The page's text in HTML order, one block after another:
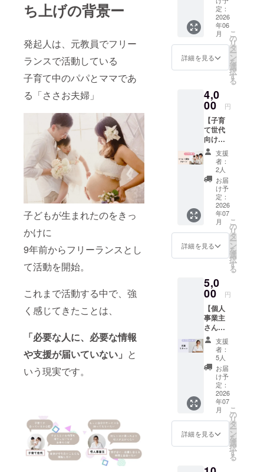
ち上げの背景ー
発起人は、元教員でフリー
ランスで活動している
子育て中のパパとママであ
る「ささお夫婦」
子どもが生まれたのをきっ
かけに
9年前からフリーランスとし
て活動を開始。
これまで活動する中で、強
く感じてきたことは、
「必要な人に、必要な情報
や支援が届いていない」 と
いう現実です。
10,000
円」円
のリ
ターン
と同じ
内容に
た方に
は、感
謝の気
持ちを
込めた
メッ
セージ
をお送
す。 こ
のリ
ターン
は「ま
るごと
応援
1,000
円」
「まる
ごと応
10,000
円」円
のリ
ターン
と同じ
内容に
定：
2026
年06
月
詳細を見る
こ
の
リ
タ
ー
ン
を
選
択
す
る
4,0
00 円
【子育
て世代
向け：
応援リ
ター
ン】 ・
お礼
メッ
セージ
・ポス
トカー
ド ・イ
ベン
ト・講
座参加
券 「イ
ト・講
座」 ・
日時：
2026年
7月〜12
月 ・内
容：親
子向け
のイベ
ント又
は親向
けの講
座 ・場
所：東
京都
内・大
阪府
支援
者：
2人
お届
け予
定：
2026
年07
月
詳細を見る
こ
の
リ
タ
ー
ン
を
選
択
す
る
5,0
00 円
【個人
事業主
さん向
け：応
援リ
ター
ン】 ・
お礼
メッ
セージ
・ポス
トカー
ド ・ク
ラウド
ファン
ディン
クス
支援
者：
5人
お届
け予
定：
2026
年07
月
詳細を見る
こ
の
リ
タ
ー
ン
を
選
択
す
る